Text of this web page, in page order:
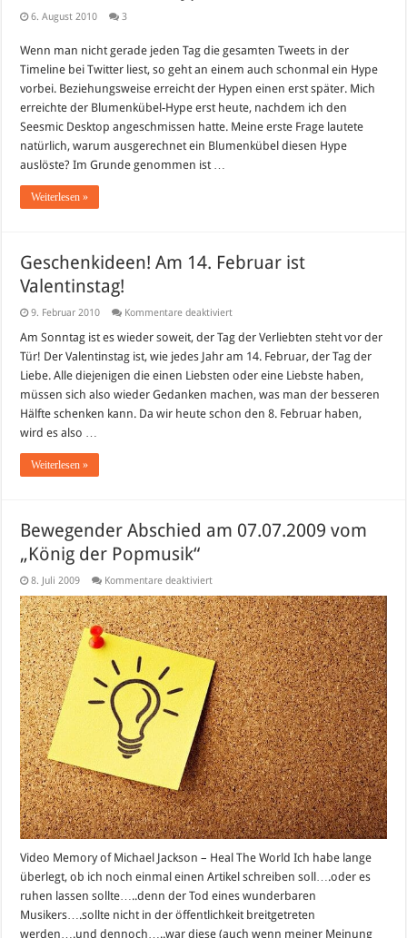
6. August 2010 3
Wenn man nicht gerade jeden Tag die gesamten Tweets in der
Timeline bei Twitter liest, so geht an einem auch schonmal ein Hype
vorbei. Beziehungsweise erreicht der Hypen einen erst später. Mich
erreichte der Blumenkübel-Hype erst heute, nachdem ich den
Seesmic Desktop angeschmissen hatte. Meine erste Frage lautete
natürlich, warum ausgerechnet ein Blumenkübel diesen Hype
auslöste? Im Grunde genommen ist …
Weiterlesen »
Geschenkideen! Am 14. Februar ist
Valentinstag!
9. Februar 2010 Kommentare deaktiviertfür
Am
14.
Februar
Valentinstag!
Am Sonntag ist es wieder soweit, der Tag der Verliebten steht vor der
Tür! Der Valentinstag ist, wie jedes Jahr am 14. Februar, der Tag der
Liebe. Alle diejenigen die einen Liebsten oder eine Liebste haben,
müssen sich also wieder Gedanken machen, was man der besseren
Hälfte schenken kann. Da wir heute schon den 8. Februar haben,
wird es also …
Weiterlesen »
Bewegender Abschied am 07.07.2009 vom
„König der Popmusik“
8. Juli 2009 Kommentare deaktiviertfür
Abschied
am
07.07.2009
vom
„König
der
Popmusik“
Video Memory of Michael Jackson – Heal The World Ich habe lange
überlegt, ob ich noch einmal einen Artikel schreiben soll….oder es
ruhen lassen sollte…..denn der Tod eines wunderbaren
Musikers….sollte nicht in der öffentlichkeit breitgetreten
werden….und dennoch…..war diese (auch wenn meiner Meinung